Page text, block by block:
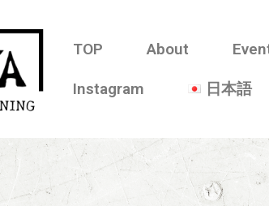
TOP About
Instagram 日本語